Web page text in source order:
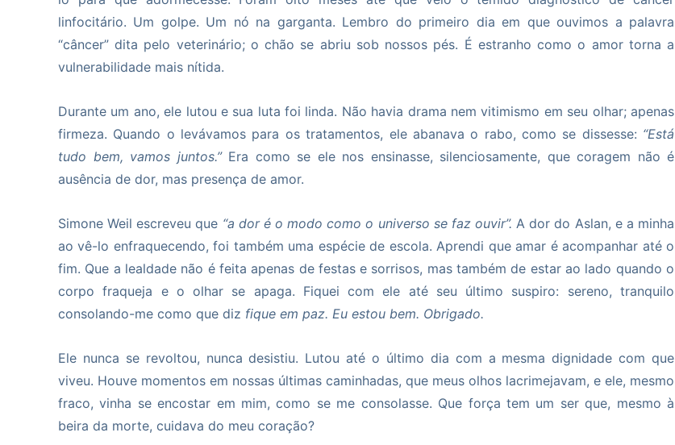
linfocitário. Um golpe. Um nó na garganta. Lembro do primeiro dia em que ouvimos a palavra
“câncer” dita pelo veterinário; o chão se abriu sob nossos pés. É estranho como o amor torna a
vulnerabilidade mais nítida.
Durante um ano, ele lutou e sua luta foi linda. Não havia drama nem vitimismo em seu olhar; apenas
firmeza. Quando o levávamos para os tratamentos, ele abanava o rabo, como se dissesse: “Está
tudo bem, vamos juntos.”Era como se ele nos ensinasse, silenciosamente, que coragem não é
ausência de dor, mas presença de amor.
Simone Weil escreveu que “a dor é o modo como o universo se faz ouvir”. A dor do Aslan, e a minha
ao vê-lo enfraquecendo, foi também uma espécie de escola. Aprendi que amar é acompanhar até o
fim. Que a lealdade não é feita apenas de festas e sorrisos, mas também de estar ao lado quando o
corpo fraqueja e o olhar se apaga. Fiquei com ele até seu último suspiro: sereno, tranquilo
consolando-me como que diz fique em paz. Eu estou bem. Obrigado.
Ele nunca se revoltou, nunca desistiu. Lutou até o último dia com a mesma dignidade com que
viveu. Houve momentos em nossas últimas caminhadas, que meus olhos lacrimejavam, e ele, mesmo
fraco, vinha se encostar em mim, como se me consolasse. Que força tem um ser que, mesmo à
beira da morte, cuidava do meu coração?